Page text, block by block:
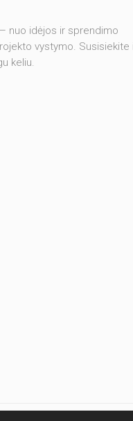
nuo idėjos ir sprendimo
vystymo. Susisiekite
keliu.